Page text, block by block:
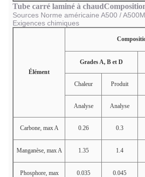
Tube carré laminé à chaud
Sources Norme américaine A500 /
Exigences chimiques
Élément
Grades A, B et D
Chaleur Produit
Analyse Analyse
Carbone, maxA 0.26 0.3
Manganèse, maxA 1.35 1.4
Phosphore, max 0.035 0.045